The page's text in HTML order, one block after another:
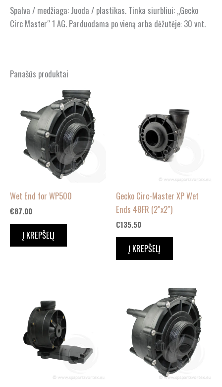
Spalva / medžiaga: Juoda / plastikas. Tinka siurbliui: „Gecko
Circ Master“ 1 AG. Parduodama po vieną arba dėžutėje: 30 vnt.
Panašūs produktai
Wet End for WP500
€87.00
Į KREPŠELĮ
Gecko Circ-Master XP Wet
Ends 48FR (2″x2″)
€135.50
Į KREPŠELĮ